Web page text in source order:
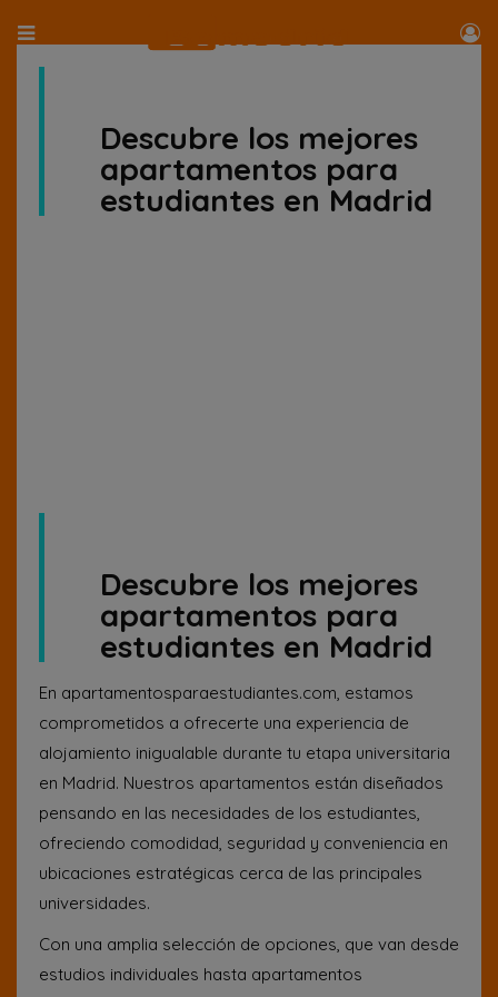
Descubre los mejores
apartamentos para
estudiantes en Madrid
Descubre los mejores
apartamentos para
estudiantes en Madrid
En apartamentosparaestudiantes.com, estamos
comprometidos a ofrecerte una experiencia de
alojamiento inigualable durante tu etapa universitaria
en Madrid. Nuestros apartamentos están diseñados
pensando en las necesidades de los estudiantes,
ofreciendo comodidad, seguridad y conveniencia en
ubicaciones estratégicas cerca de las principales
universidades.
Con una amplia selección de opciones, que van desde
estudios individuales hasta apartamentos